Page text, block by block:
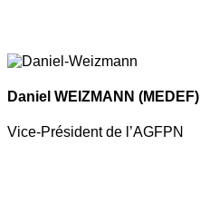
Daniel WEIZMANN (MEDEF)
Vice-Président de l’AGFPN